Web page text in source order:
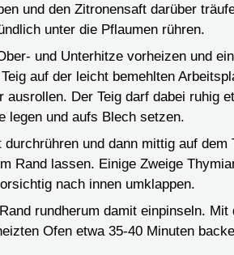
und den Zitronensaft darüber
unter die Pflaumen rühren.
und Unterhitze vorheizen und
auf der leicht bemehlten
Der Teig darf dabei ruhig
legen und aufs Blech setzen.
und dann mittig auf dem
Rand lassen. Einige Zweige
nach innen umklappen.
rundherum damit einpinseln.
Ofen etwa 35-40 Minuten